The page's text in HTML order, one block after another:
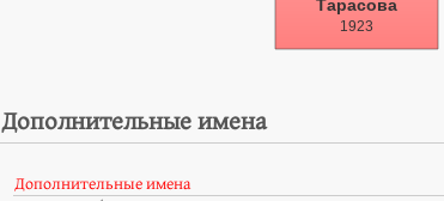
Дополнительные имена
Дополнительные имена